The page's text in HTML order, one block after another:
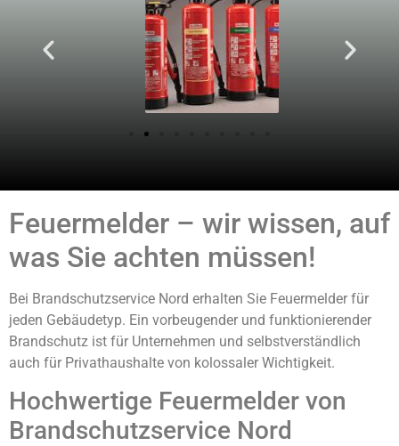
Feuermelder – wir wissen, auf
was Sie achten müssen!
Bei Brandschutzservice Nord erhalten Sie Feuermelder für
jeden Gebäudetyp. Ein vorbeugender und funktionierender
Brandschutz ist für Unternehmen und selbstverständlich
auch für Privathaushalte von kolossaler Wichtigkeit.
Hochwertige Feuermelder von
Brandschutzservice Nord